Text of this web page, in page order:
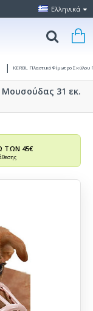
Ελληνικά
KERBL Πλαστικό Φίμωτρο
Μουσούδας 31 εκ.
ΤΩΝ 45€